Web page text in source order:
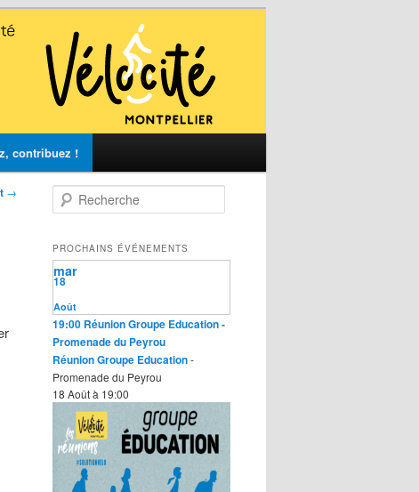
contribuez !
→
e
h
e
r
h
e
PROCHAINS ÉVÉNEMENTS
Août
18
mar
19:00 Réunion Groupe Education-
Promenade du Peyrou
Réunion Groupe Education-
Promenade du Peyrou
18 Août à 19:00